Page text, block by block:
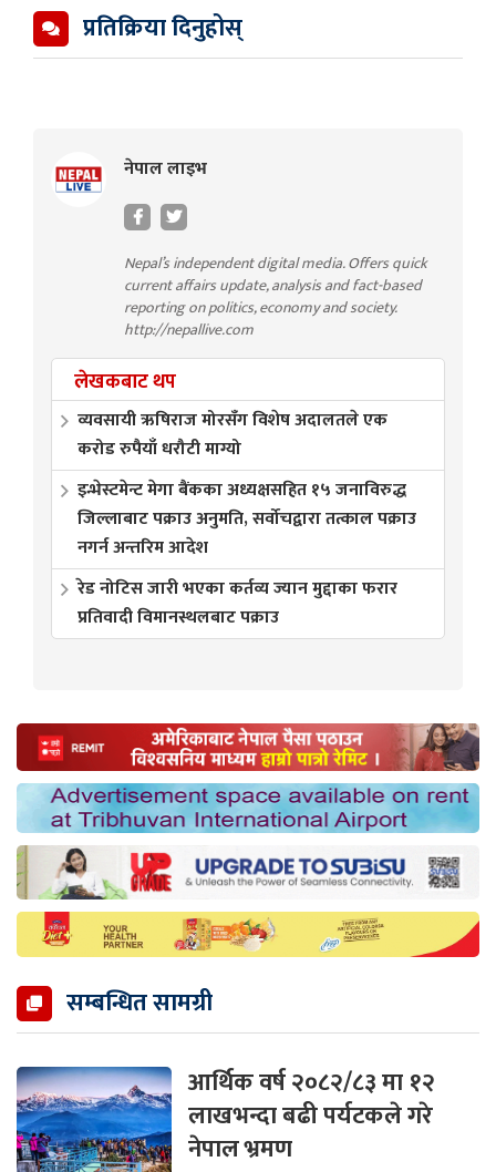
प्रतिक्रिया दिनुहोस्
नेपाल लाइभ
Nepal’s independent digital media. Offers quick
current affairs update, analysis and fact-based
reporting on politics, economy and society.
http://nepallive.com
लेखकबाट थप
व्यवसायी ऋषिराज मोरसँग विशेष अदालतले एक
करोड रुपैयाँ धरौटी माग्यो
इन्भेस्टमेन्ट मेगा बैंकका अध्यक्षसहित १५ जनाविरुद्ध
जिल्लाबाट पक्राउ अनुमति, सर्वोचद्वारा तत्काल पक्राउ
नगर्न अन्तरिम आदेश
रेड नोटिस जारी भएका कर्तव्य ज्यान मुद्दाका फरार
प्रतिवादी विमानस्थलबाट पक्राउ
सम्बन्धित सामग्री
आर्थिक वर्ष २०८२/८३ मा १२
लाखभन्दा बढी पर्यटकले गरे
नेपाल भ्रमण